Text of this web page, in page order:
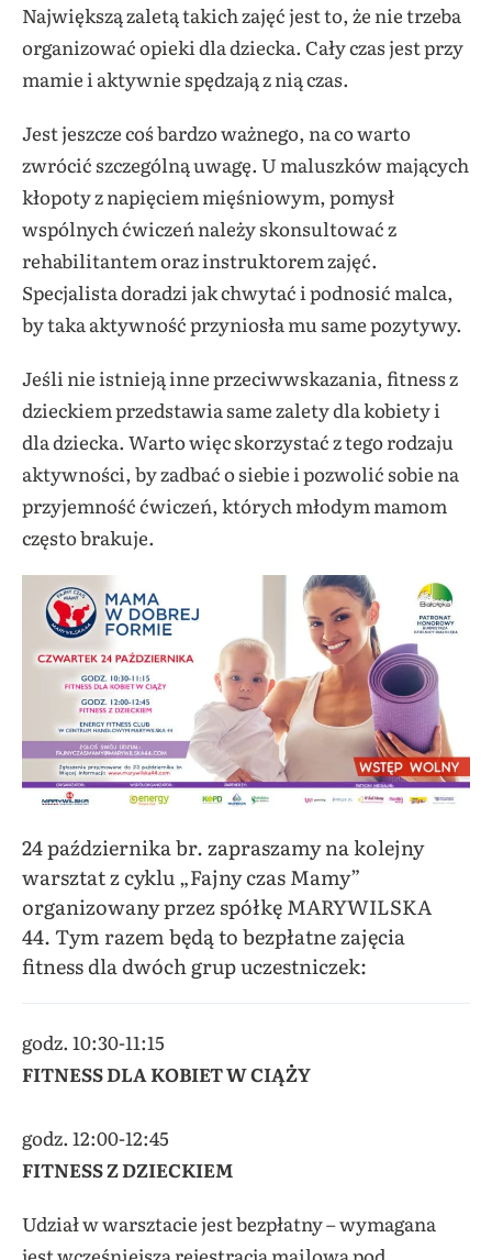
Największą zaletą takich zajęć jest to, że nie trzeba
organizować opieki dla dziecka. Cały czas jest przy
mamie i aktywnie spędzają z nią czas.
Jest jeszcze coś bardzo ważnego, na co warto
zwrócić szczególną uwagę. U maluszków mających
kłopoty z napięciem mięśniowym, pomysł
wspólnych ćwiczeń należy skonsultować z
rehabilitantem oraz instruktorem zajęć.
Specjalista doradzi jak chwytać i podnosić malca,
by taka aktywność przyniosła mu same pozytywy.
Jeśli nie istnieją inne przeciwwskazania, fitness z
dzieckiem przedstawia same zalety dla kobiety i
dla dziecka. Warto więc skorzystać z tego rodzaju
aktywności, by zadbać o siebie i pozwolić sobie na
przyjemność ćwiczeń, których młodym mamom
często brakuje.
24 październikabr.zapraszamy na kolejny
warsztat z cyklu „Fajny czas Mamy”
organizowany przez spółkę MARYWILSKA
44.Tym razem będą to bezpłatne zajęcia
fitness dla dwóch grup uczestniczek:
godz. 10:30-11:15
FITNESS DLA KOBIET W CIĄŻY
godz. 12:00-12:45
FITNESS Z DZIECKIEM
Udział w warsztacie jest bezpłatny – wymagana